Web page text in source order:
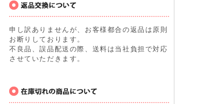
申し訳ありませんが、お客様都合の返品は原則
お断りしております。
不良品、誤品配送の際、送料は当社負担で対応
させていただきます。